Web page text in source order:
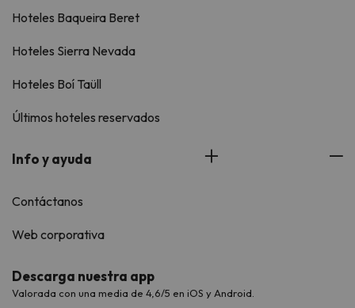
Hoteles Baqueira Beret
Hoteles Sierra Nevada
Hoteles Boí Taüll
Últimos hoteles reservados
Info y ayuda
Contáctanos
Web corporativa
Descarga nuestra app
Valorada con una media de 4,6/5 en iOS y Android.